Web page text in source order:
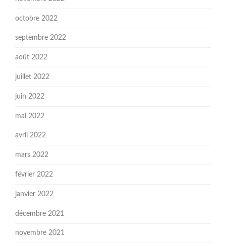
octobre 2022
septembre 2022
août 2022
juillet 2022
juin 2022
mai 2022
avril 2022
mars 2022
février 2022
janvier 2022
décembre 2021
novembre 2021